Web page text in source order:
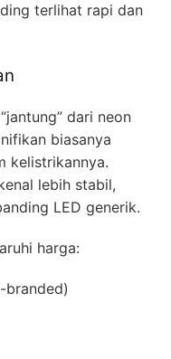
terlihat rapi dan
dari neon
biasanya
kelistrikannya.
lebih stabil,
LED generik.
harga:
branded)